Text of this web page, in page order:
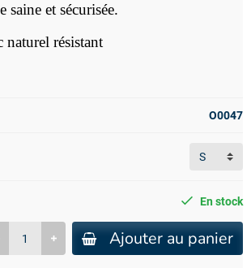
saine et sécurisée.
naturel résistant
O0047
En stock
Ajouter au panier